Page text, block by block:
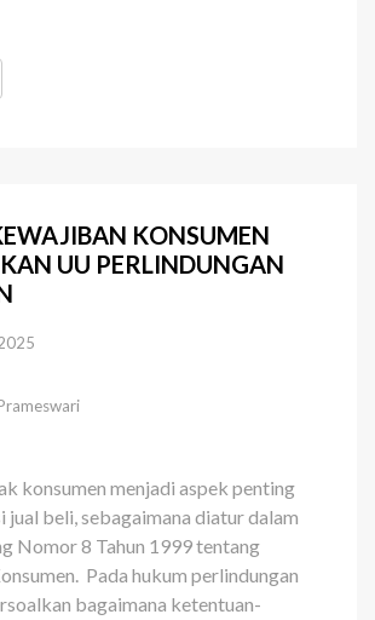
KONSUMEN
UU PERLINDUNGAN
konsumen menjadi aspek penting
jual beli, sebagaimana diatur dalam
Nomor 8 Tahun 1999 tentang
Pada hukum perlindungan
bagaimana ketentuan-